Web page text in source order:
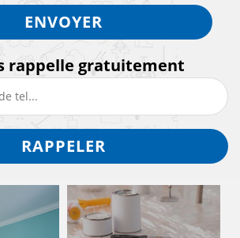
rappelle gratuitement